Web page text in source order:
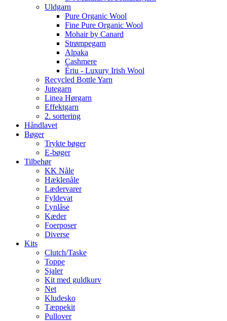
Uldgarn
Pure Organic Wool
Fine Pure Organic Wool
Mohair by Canard
Strømpegarn
Alpaka
Cashmere
Ériu - Luxury Irish Wool
Recycled Bottle Yarn
Jutegarn
Linea Hørgarn
Effektgarn
2. sortering
Håndlavet
Bøger
Trykte bøger
E-bøger
Tilbehør
KK Nåle
Hæklenåle
Lædervarer
Fyldevat
Lynlåse
Kæder
Foerposer
Diverse
Kits
Clutch/Taske
Toppe
Sjaler
Kit med guldkurv
Net
Kludesko
Tæppekit
Pullover